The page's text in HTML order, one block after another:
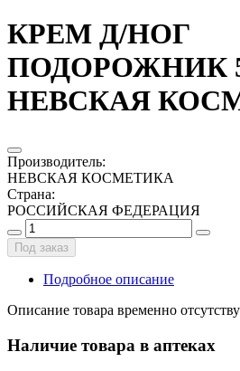
КРЕМ Д/НОГ
ПОДОРОЖНИК
НЕВСКАЯ
Производитель:
НЕВСКАЯ КОСМЕТИКА
Страна:
РОССИЙСКАЯ ФЕДЕРАЦИЯ
Под заказ
Подробное описание
Описание товара временно
Наличие товара в аптеках